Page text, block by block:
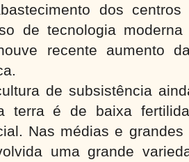
dos
de tecnologia
recente aumento
de subsistência
terra é de baixa
Nas médias e
uma grande